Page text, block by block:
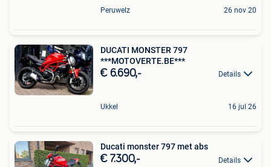
Peruwelz 26 nov 20
DUCATI MONSTER 797
***MOTOVERTE.BE***
€ 6.690,- Details
Ukkel 16 jul 26
Ducati monster 797 met abs
€ 7.300,- Details